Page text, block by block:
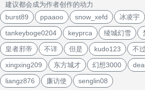
建议都会成为作者创作的动力
burst89
ppaaoo snow_xefd 冰凌宇
tankeyboge0204 keyprca 绫城幻雪
皇者邪帝 不详 但是 kudo123 不过
xingxing209 东方城才 幻想3000
liangz876 廉访使 senglin08